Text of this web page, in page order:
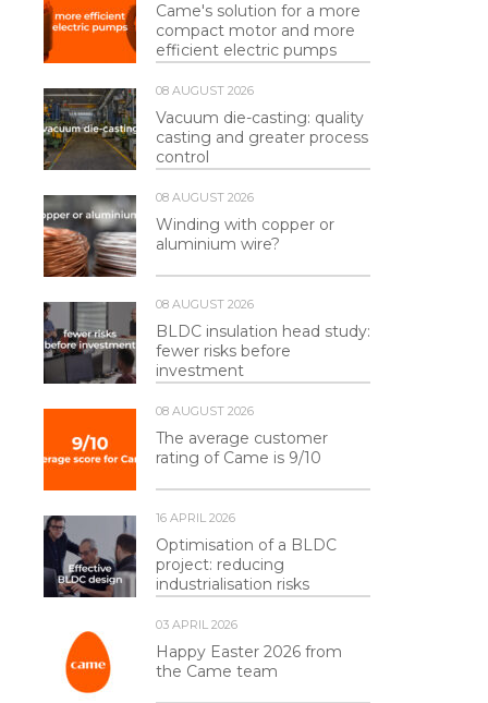
Came's solution for a more
compact motor and more
efficient electric pumps
08 AUGUST 2026
Vacuum die-casting: quality
casting and greater process
control
08 AUGUST 2026
Winding with copper or
aluminium wire?
08 AUGUST 2026
BLDC insulation head study:
fewer risks before
investment
08 AUGUST 2026
The average customer
rating of Came is 9/10
16 APRIL 2026
Optimisation of a BLDC
project: reducing
industrialisation risks
03 APRIL 2026
Happy Easter 2026 from
the Came team